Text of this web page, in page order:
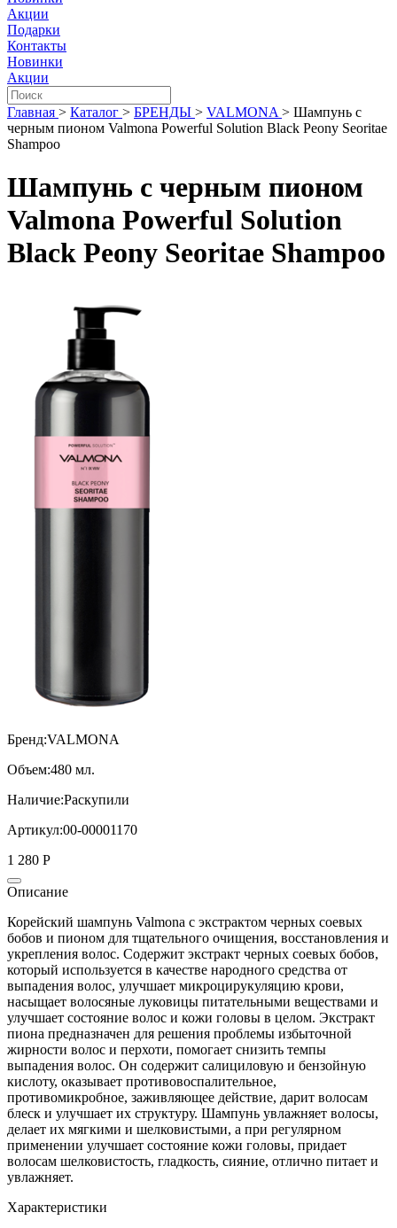
Акции
Подарки
Контакты
Новинки
Акции
Главная > Каталог > БРЕНДЫ > VALMONA > Шампунь с
черным пионом Valmona Powerful Solution Black Peony Seoritae
Shampoo
Шампунь с черным пионом
Valmona Powerful Solution
Black Peony Seoritae Shampoo
Бренд:VALMONA
Объем:480 мл.
Наличие:Раскупили
Артикул:00-00001170
1 280 Р
Описание
Корейский шампунь Valmona с экстрактом черных соевых
бобов и пионом для тщательного очищения, восстановления и
укрепления волос. Содержит экстракт черных соевых бобов,
который используется в качестве народного средства от
выпадения волос, улучшает микроцирукуляцию крови,
насыщает волосяные луковицы питательными веществами и
улучшает состояние волос и кожи головы в целом. Экстракт
пиона предназначен для решения проблемы избыточной
жирности волос и перхоти, помогает снизить темпы
выпадения волос. Он содержит салициловую и бензойную
кислоту, оказывает противовоспалительное,
противомикробное, заживляющее действие, дарит волосам
блеск и улучшает их структуру. Шампунь увлажняет волосы,
делает их мягкими и шелковистыми, а при регулярном
применении улучшает состояние кожи головы, придает
волосам шелковистость, гладкость, сияние, отлично питает и
увлажняет.
Характеристики